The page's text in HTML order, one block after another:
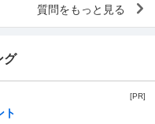
質問をもっと見る
グ
[PR]
ト